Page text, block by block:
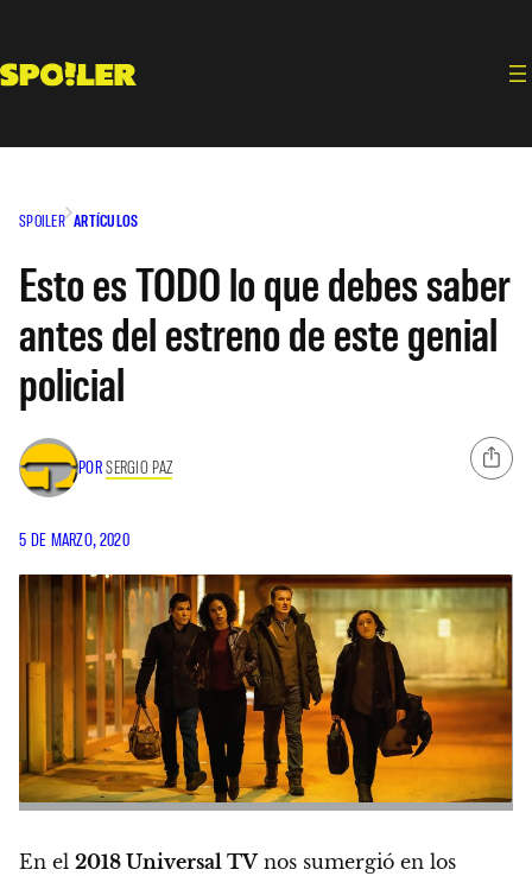
contenido
SPOILER ARTÍCULOS
Esto es TODO lo que debes saber
antes del estreno de este genial
policial
PORSERGIO PAZ
5 DE MARZO, 2020
En el 2018 Universal TVnos sumergió en los